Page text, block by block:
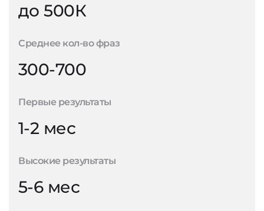
до 500К
Среднее кол-во фраз
300-700
Первые результаты
1-2 мес
Высокие результаты
5-6 мес